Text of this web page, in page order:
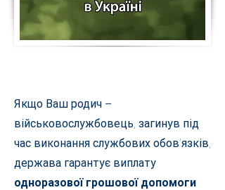
​Якщо Ваш родич –
військовослужбовець, загинув під
час виконання службових обов’язків,
держава гарантує виплату
одноразової грошової допомоги